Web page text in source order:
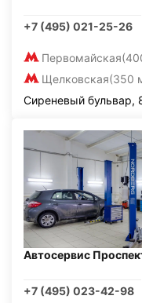
+7 (495) 021-25-26
Первомайская
Щелковская(350
Сиреневый бульвар,
Автосервис
+7 (495) 023-42-98